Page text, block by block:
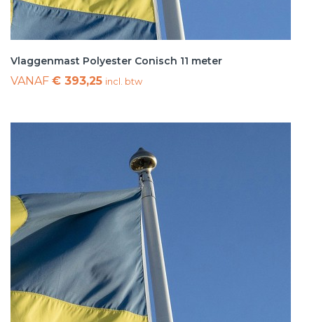
Vlaggenmast Polyester Conisch 11 meter
VANAF € 393,25 incl. btw